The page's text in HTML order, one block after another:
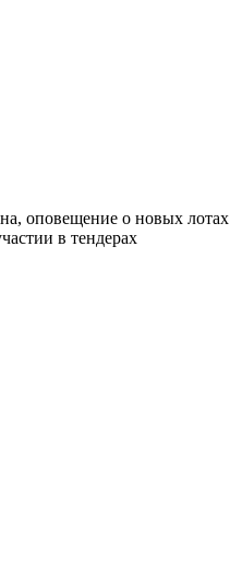
оповещение о новых лотах
в тендерах